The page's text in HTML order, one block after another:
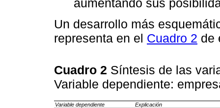
aumentando sus
Un desarrollo más
representa en el Cuadro 2 de
Cuadro 2 Síntesis de las
Variable dependiente:
Variable dependiente
Explicación